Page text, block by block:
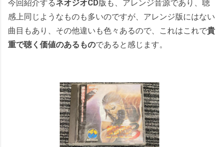
今回紹介するネオジオCD版も、アレンジ音源であり、聴
感上同じようなものも多いのですが、アレンジ版にはない
曲目もあり、その他違いも色々あるので、これはこれで貴
重で聴く価値のあるものであると感じます。